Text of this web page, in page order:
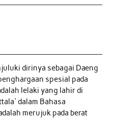
dirinya sebagai Daeng
spesial pada
lelaki yang lahir di
dalam Bahasa
merujuk pada berat